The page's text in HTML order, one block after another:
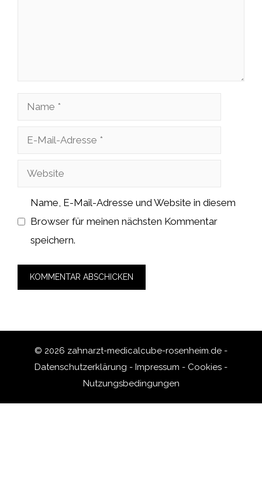
Name
Adresse
Website
Name, E-Mail-Adresse und Website in diesem
Browser für meinen nächsten Kommentar
speichern.
© 2026 zahnarzt-medicalcube-rosenheim.de -
Datenschutzerklärung - Impressum - Cookies -
Nutzungsbedingungen